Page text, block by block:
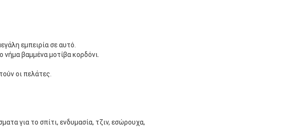
εμπειρία σε αυτό.
νήμα βαμμένα μοτίβα κορδόνι.
οι πελάτες.
για το σπίτι, ενδυμασία, τζιν, εσώρουχα,